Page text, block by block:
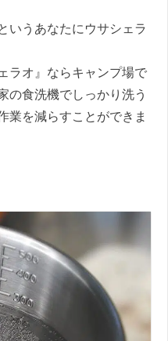
いうあなたにウサシェラ
ラオ』ならキャンプ場で
の食洗機でしっかり洗う
業を減らすことができま